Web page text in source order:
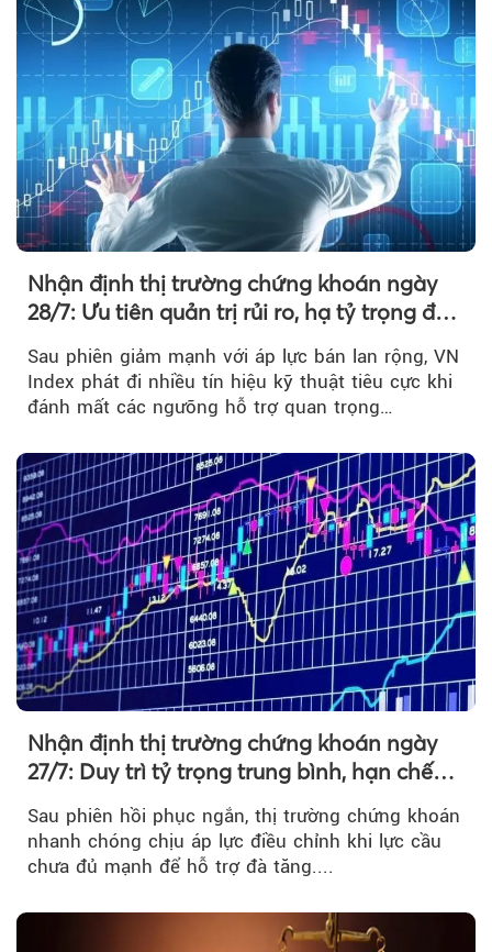
Nhận định thị trường chứng khoán ngày
28/7: Ưu tiên quản trị rủi ro, hạ tỷ trọng đòn
Sau phiên giảm mạnh với áp lực bán lan rộng, VN
Index phát đi nhiều tín hiệu kỹ thuật tiêu cực khi
đánh mất các ngưỡng hỗ trợ quan trọng…
Nhận định thị trường chứng khoán ngày
27/7: Duy trì tỷ trọng trung bình, hạn chế
Sau phiên hồi phục ngắn, thị trường chứng khoán
nhanh chóng chịu áp lực điều chỉnh khi lực cầu
chưa đủ mạnh để hỗ trợ đà tăng....